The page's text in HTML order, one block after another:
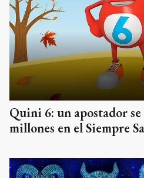
Quini 6: un apostador se
millones en el Siempre